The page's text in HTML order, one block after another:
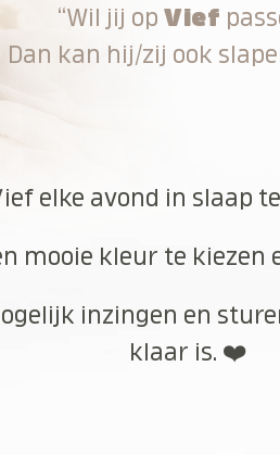
“Wil jij opVief
Dan kan hij/zij ook
elke avond in slaap
mooie kleur te kiezen
inzingen en
klaar is. ❤️